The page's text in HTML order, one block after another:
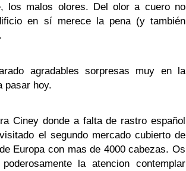
los malos olores. Del olor a cuero no
en sí merece la pena (y también
agradables sorpresas muy en la
pasar hoy.
Ciney donde a falta de rastro español
el segundo mercado cubierto de
Europa con mas de 4000 cabezas. Os
la atencion contemplar